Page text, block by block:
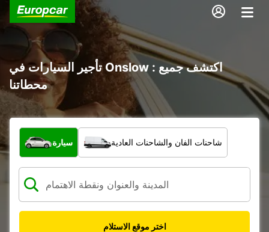
تأجير السيارات في Onslow : اكتشف جميع
محطاتنا
ما نوع المركبة؟
سيارة شاحنات الفان والشاحنات العادية
اختر موقع الاستلام